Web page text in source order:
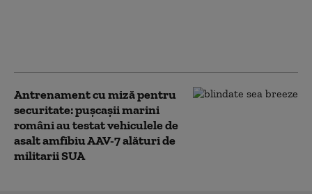
Antrenament cu miză pentru
securitate: pușcașii marini
români au testat vehiculele de
asalt amfibiu AAV-7 alături de
militarii SUA